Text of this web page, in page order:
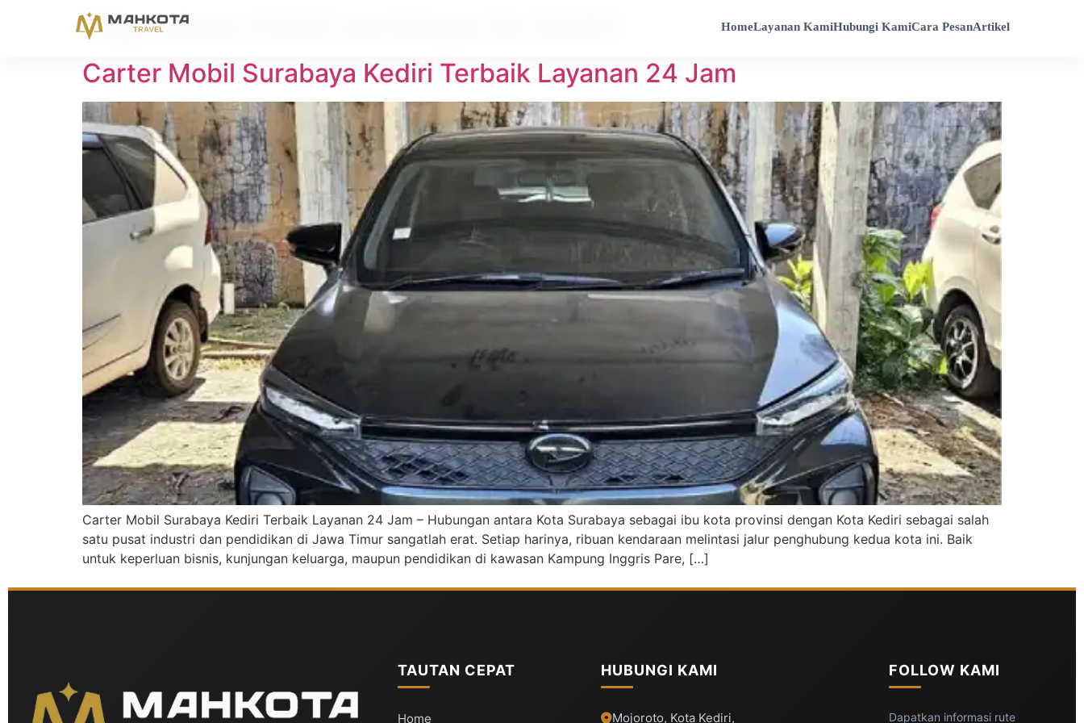
HomeLayanan KamiHubungi KamiCara PesanArtikel
Tag:sewa mobil surabaya ke kediri
Carter Mobil Surabaya Kediri Terbaik Layanan 24 Jam
Carter Mobil Surabaya Kediri Terbaik Layanan 24 Jam – Hubungan antara Kota Surabaya sebagai ibu kota provinsi dengan Kota Kediri sebagai salah
satu pusat industri dan pendidikan di Jawa Timur sangatlah erat. Setiap harinya, ribuan kendaraan melintasi jalur penghubung kedua kota ini. Baik
untuk keperluan bisnis, kunjungan keluarga, maupun pendidikan di kawasan Kampung Inggris Pare, […]
TAUTAN CEPAT
Home
HUBUNGI KAMI
Mojoroto, Kota Kediri,
FOLLOW KAMI
Dapatkan informasi rute